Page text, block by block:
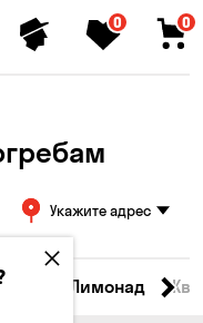
0 0
Укажите адрес
Лимонад